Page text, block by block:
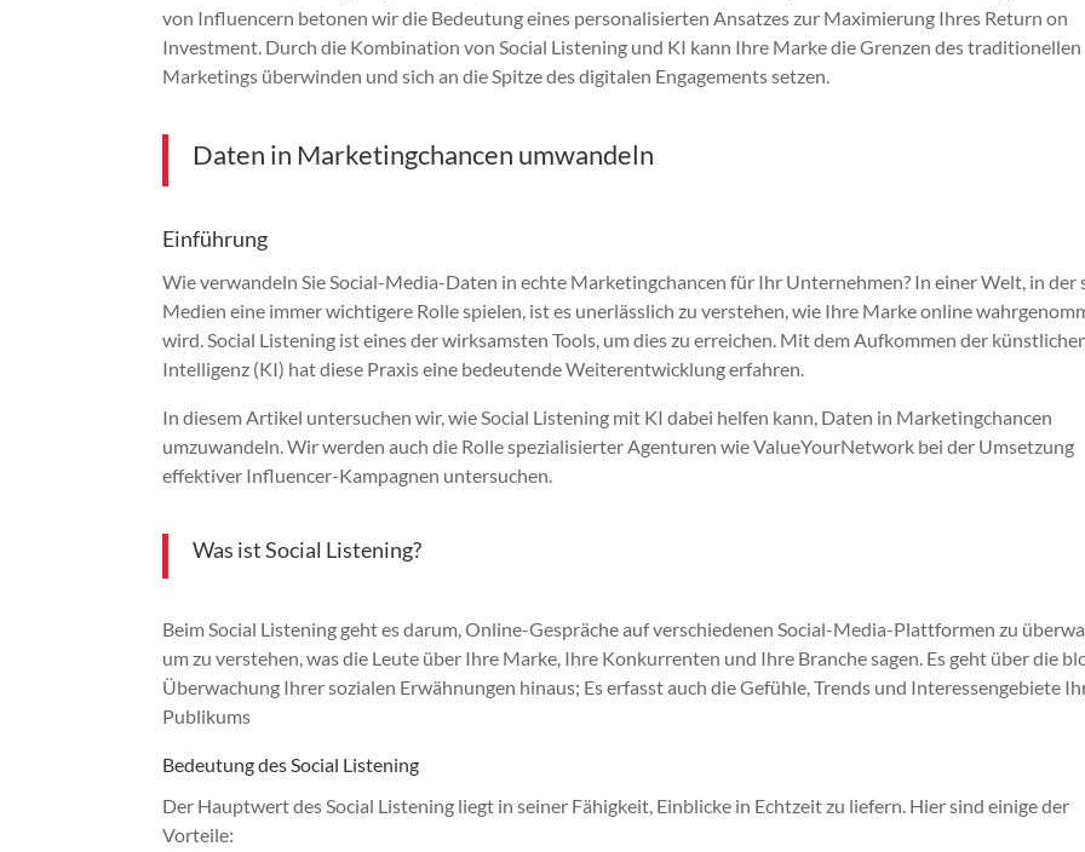
von Influencern betonen wir die Bedeutung eines personalisierten Ansatzes zur Maximierung Ihres Return on
Investment. Durch die Kombination von Social Listening und KI kann Ihre Marke die Grenzen des traditionellen
Marketings überwinden und sich an die Spitze des digitalen Engagements setzen.
Daten in Marketingchancen umwandeln
Einführung
Wie verwandeln Sie Social-Media-Daten in echte Marketingchancen für Ihr Unternehmen? In einer Welt, in der
Medien eine immer wichtigere Rolle spielen, ist es unerlässlich zu verstehen, wie Ihre Marke online
wird. Social Listening ist eines der wirksamsten Tools, um dies zu erreichen. Mit dem Aufkommen der
Intelligenz (KI) hat diese Praxis eine bedeutende Weiterentwicklung erfahren.
In diesem Artikel untersuchen wir, wie Social Listening mit KI dabei helfen kann, Daten in Marketingchancen
umzuwandeln. Wir werden auch die Rolle spezialisierter Agenturen wie ValueYourNetwork bei der Umsetzung
effektiver Influencer-Kampagnen untersuchen.
Was ist Social Listening?
Beim Social Listening geht es darum, Online-Gespräche auf verschiedenen Social-Media-Plattformen zu
um zu verstehen, was die Leute über Ihre Marke, Ihre Konkurrenten und Ihre Branche sagen. Es geht über die
Überwachung Ihrer sozialen Erwähnungen hinaus; Es erfasst auch die Gefühle, Trends und Interessengebiete
Publikums
Bedeutung des Social Listening
Der Hauptwert des Social Listening liegt in seiner Fähigkeit, Einblicke in Echtzeit zu liefern. Hier sind einige der
Vorteile: